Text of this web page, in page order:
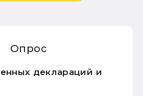
Опрос
деклараций и